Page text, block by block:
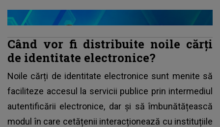
Când vor fi distribuite noile cărți
de identitate electronice?
Noile cărți de identitate electronice sunt menite să
faciliteze accesul la servicii publice prin intermediul
autentificării electronice, dar și să îmbunătățească
modul în care cetățenii interacționează cu instituțiile